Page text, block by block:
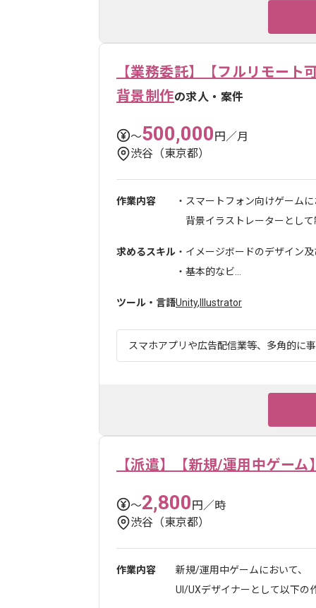
【業務委託】【フルリモート
背景制作の求人・案件
〜500,000円／月
渋谷（東京都）
作業内容
・スマートフォン向けゲーム
背景イラストレーターとして
求めるスキル ・イメージボードのデザイン
・基本的なビ...
ツール・言語Unity, Illustrator
スマホアプリや広告配信業等、多角的に
【派遣】【新規/運用中ゲー
〜2,800円／時
渋谷（東京都）
作業内容
新規/運用中ゲームにおいて、
UI/UXデザイナーとして以下の